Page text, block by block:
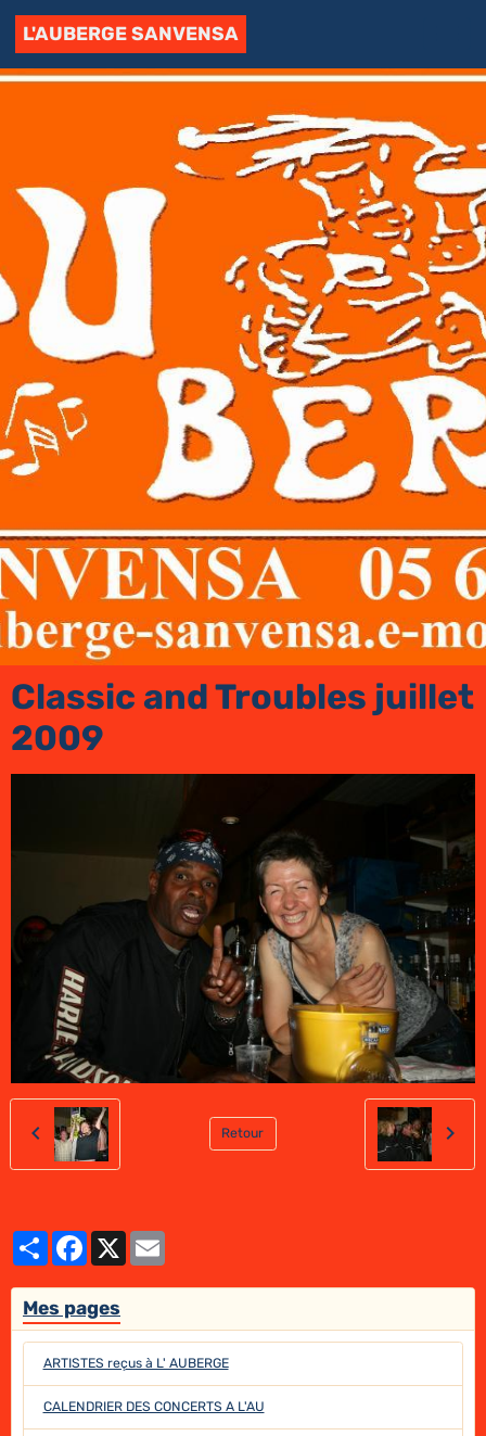
L'AUBERGE SANVENSA
Classic and Troubles juillet
2009
Retour
PartagerFacebook
X
Mes pages
ARTISTES reçus à L' AUBERGE
CALENDRIER DES CONCERTS A L'AU